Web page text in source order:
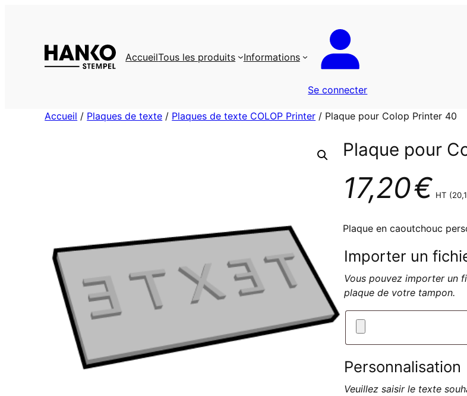
AccueilTous les produits Informations
Se connecter
Accueil / Plaques de texte / Plaques de texte COLOP Printer / Plaque pour Colop Printer 40
Plaque pour
17,20€ HT (
Plaque en caoutchouc
Importer un
Vous pouvez importer un
plaque de votre tampon.
Personnalisation
Veuillez saisir le texte